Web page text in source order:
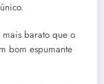
barato que o
bom espumante